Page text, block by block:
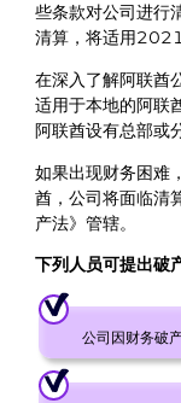
些条款对公司进行
清算，将适用2021
在深入了解阿联酋
适用于本地的阿联
阿联酋设有总部或
如果出现财务困难
酋，公司将面临清
产法》管辖。
下列人员可提出破
公司因财务破